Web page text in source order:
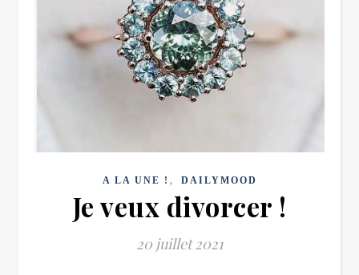
A LA UNE ! , DAILYMOOD
Je veux divorcer !
20 juillet 2021